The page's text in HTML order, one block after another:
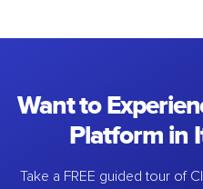
Want to
Platform in
Take a FREE guided tour of